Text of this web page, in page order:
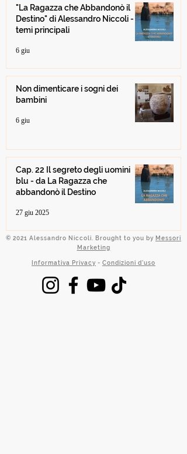
"La Ragazza che Abbandonò il
Destino" di Alessandro Niccoli -
temi principali
6 giu
Non dimenticare i sogni dei
bambini
6 giu
Cap. 22 Il segreto degli uomini
blu - da La Ragazza che
abbandonò il Destino
27 giu 2025
© 2021 Alessandro Niccoli. Brought to you by Messori
Marketing
Informativa Privacy - Condizioni d'uso